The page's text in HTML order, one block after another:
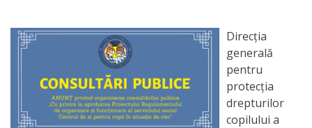
Planuri
activitate
Parteneriate
Direcția
generală
pentru
protecția
drepturilor
copilului a